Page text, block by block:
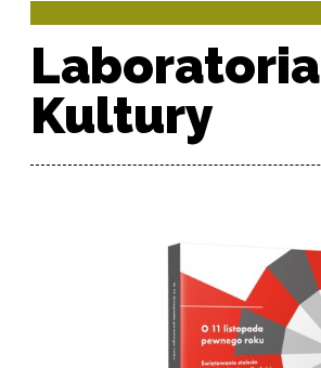
Laboratoria
Kultury